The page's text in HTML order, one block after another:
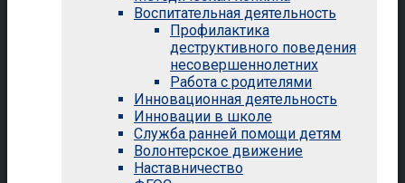
Воспитательная деятельность
Профилактика
деструктивного поведения
несовершеннолетних
Работа с родителями
Инновационная деятельность
Инновации в школе
Служба ранней помощи детям
Волонтерское движение
Наставничество